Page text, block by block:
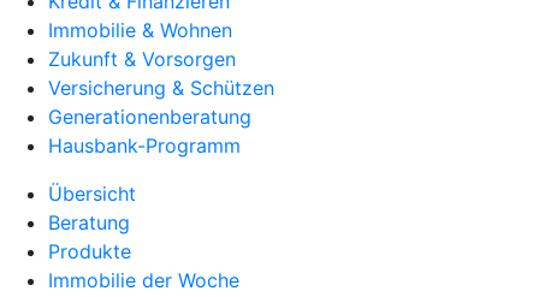
Immobilie & Wohnen
Zukunft & Vorsorgen
Versicherung & Schützen
Generationenberatung
Hausbank-Programm
Übersicht
Beratung
Produkte
Immobilie der Woche